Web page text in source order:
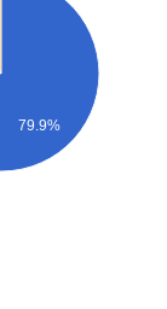
79.9%